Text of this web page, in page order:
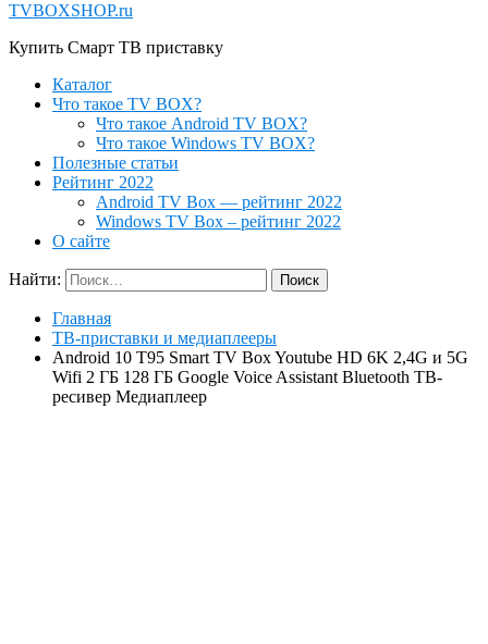
TVBOXSHOP.ru
Купить Смарт ТВ приставку
Каталог
Что такое TV BOX?
Что такое Android TV BOX?
Что такое Windows TV BOX?
Полезные статьи
Рейтинг 2022
Android TV Box — рейтинг 2022
Windows TV Box – рейтинг 2022
О сайте
Найти:
Главная
ТВ-приставки и медиаплееры
Android 10 T95 Smart TV Box Youtube HD 6K 2,4G и 5G
Wifi 2 ГБ 128 ГБ Google Voice Assistant Bluetooth ТВ-
ресивер Медиаплеер